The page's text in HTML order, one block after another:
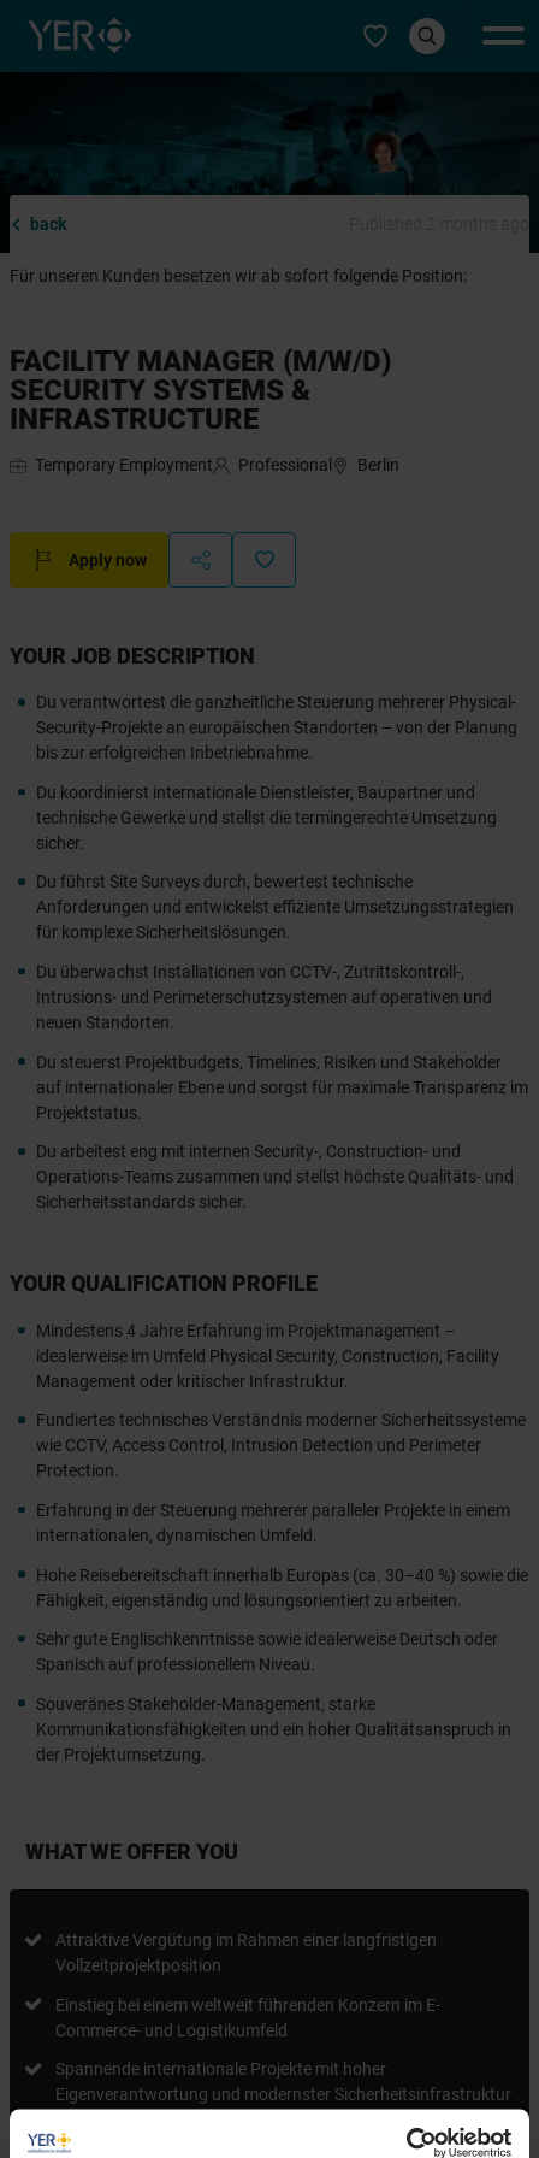
Select type
back
Für unseren Kunden besetzen wir ab sofort folgende Position:
FACILITY MANAGER (M/W/D)
SECURITY SYSTEMS &
INFRASTRUCTURE
Temporary Employment Professional Berlin
Apply now
YOUR JOB DESCRIPTION
Du verantwortest die ganzheitliche Steuerung mehrerer Physical-
Security-Projekte an europäischen Standorten – von der Planung
bis zur erfolgreichen Inbetriebnahme.
Du koordinierst internationale Dienstleister, Baupartner und
technische Gewerke und stellst die termingerechte Umsetzung
sicher.
Du führst Site Surveys durch, bewertest technische
Anforderungen und entwickelst effiziente Umsetzungsstrategien
für komplexe Sicherheitslösungen.
Du überwachst Installationen von CCTV-, Zutrittskontroll-,
Intrusions- und Perimeterschutzsystemen auf operativen und
neuen Standorten.
Du steuerst Projektbudgets, Timelines, Risiken und Stakeholder
auf internationaler Ebene und sorgst für maximale Transparenz im
Projektstatus.
Du arbeitest eng mit internen Security-, Construction- und
Operations-Teams zusammen und stellst höchste Qualitäts- und
Sicherheitsstandards sicher.
YOUR QUALIFICATION PROFILE
Mindestens 4 Jahre Erfahrung im Projektmanagement –
idealerweise im Umfeld Physical Security, Construction, Facility
Management oder kritischer Infrastruktur.
Fundiertes technisches Verständnis moderner Sicherheitssysteme
wie CCTV, Access Control, Intrusion Detection und Perimeter
Protection.
Erfahrung in der Steuerung mehrerer paralleler Projekte in einem
internationalen, dynamischen Umfeld.
Hohe Reisebereitschaft innerhalb Europas (ca. 30–40 %) sowie die
Fähigkeit, eigenständig und lösungsorientiert zu arbeiten.
Sehr gute Englischkenntnisse sowie idealerweise Deutsch oder
Spanisch auf professionellem Niveau.
Souveränes Stakeholder-Management, starke
Kommunikationsfähigkeiten und ein hoher Qualitätsanspruch in
der Projektumsetzung.
WHAT WE OFFER YOU
Attraktive Vergütung im Rahmen einer langfristigen
Vollzeitprojektposition
Einstieg bei einem weltweit führenden Konzern im E-
Commerce- und Logistikumfeld
Spannende internationale Projekte mit hoher
Eigenverantwortung und modernster Sicherheitsinfrastruktur
Zusammenarbeit in einem dynamischen, internationalen